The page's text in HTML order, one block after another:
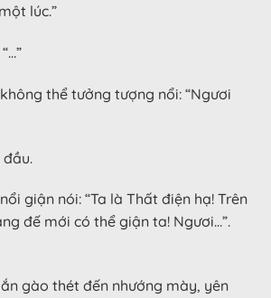
lúc.”
thể tưởng tượng nổi: “Ngươi
đầu.
giận nói: “Ta là Thất điện hạ! Trên
đế mới có thể giận ta! Ngươi…”.
gào thét đến nhướng mày, yên